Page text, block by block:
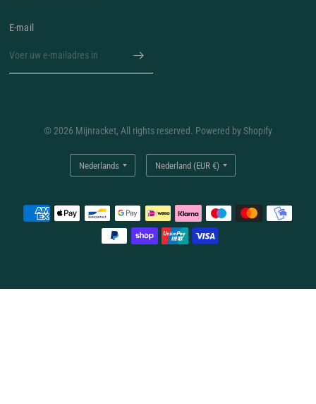
E‑mail
© 2026 Mijnracket, All rights reserved. Powered by Shopify
Land/regio
bijwerken
Land/regio
bijwerken